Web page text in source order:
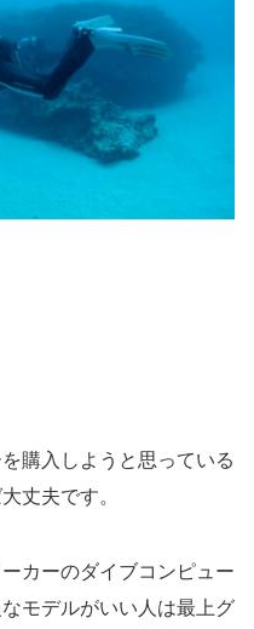
購入しようと思っている
丈夫です。
カーのダイブコンピュー
モデルがいい人は最上グ